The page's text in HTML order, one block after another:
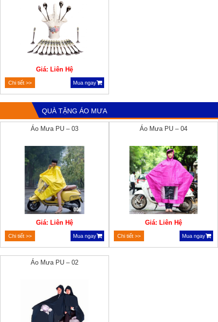
Giá: Liên Hệ
Chi tiết >> Mua ngay
QUÀ TẶNG ÁO MƯA
Áo Mưa PU – 03
Giá: Liên Hệ
Chi tiết >> Mua ngay
Áo Mưa PU – 04
Giá: Liên Hệ
Chi tiết >> Mua ngay
Áo Mưa PU – 02